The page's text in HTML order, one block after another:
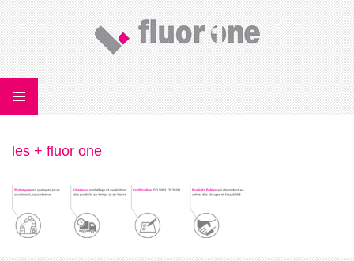
PRINCIPAL
les + fluor one